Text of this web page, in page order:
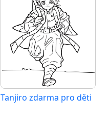
Tanjiro zdarma pro děti